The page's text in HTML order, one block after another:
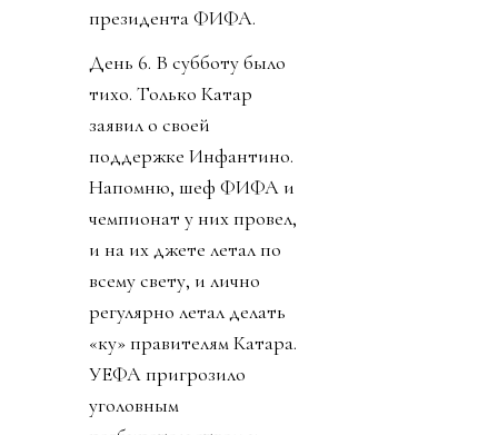
президента ФИФА.
День 6. В субботу было
тихо. Только Катар
заявил о своей
поддержке Инфантино.
Напомню, шеф ФИФА и
чемпионат у них провел,
и на их джете летал по
всему свету, и лично
регулярно летал делать
«ку» правителям Катара.
УЕФА пригрозило
уголовным